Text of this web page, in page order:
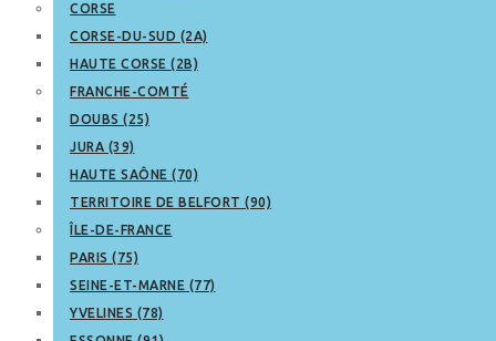
CORSE
CORSE-DU-SUD (2A)
HAUTE CORSE (2B)
FRANCHE-COMTÉ
DOUBS (25)
JURA (39)
HAUTE SAÔNE (70)
TERRITOIRE DE BELFORT (90)
ÎLE-DE-FRANCE
PARIS (75)
SEINE-ET-MARNE (77)
YVELINES (78)